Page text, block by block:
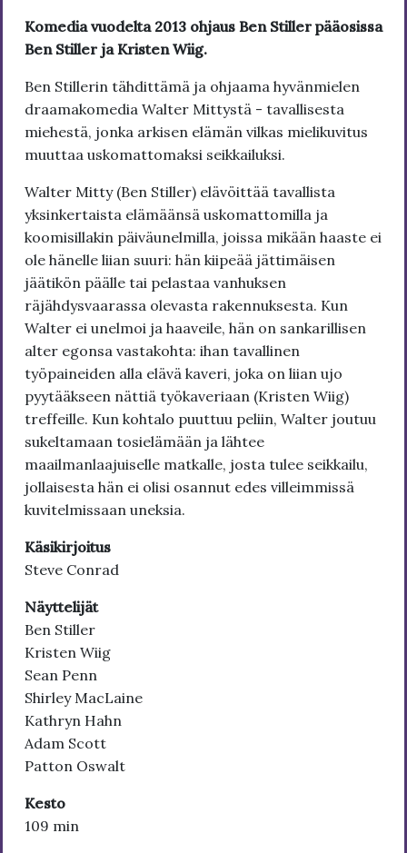
Komedia vuodelta 2013 ohjaus Ben Stiller pääosissa
Ben Stiller ja Kristen Wiig.
Ben Stillerin tähdittämä ja ohjaama hyvänmielen
draamakomedia Walter Mittystä - tavallisesta
miehestä, jonka arkisen elämän vilkas mielikuvitus
muuttaa uskomattomaksi seikkailuksi.
Walter Mitty (Ben Stiller) elävöittää tavallista
yksinkertaista elämäänsä uskomattomilla ja
koomisillakin päiväunelmilla, joissa mikään haaste ei
ole hänelle liian suuri: hän kiipeää jättimäisen
jäätikön päälle tai pelastaa vanhuksen
räjähdysvaarassa olevasta rakennuksesta. Kun
Walter ei unelmoi ja haaveile, hän on sankarillisen
alter egonsa vastakohta: ihan tavallinen
työpaineiden alla elävä kaveri, joka on liian ujo
pyytääkseen nättiä työkaveriaan (Kristen Wiig)
treffeille. Kun kohtalo puuttuu peliin, Walter joutuu
sukeltamaan tosielämään ja lähtee
maailmanlaajuiselle matkalle, josta tulee seikkailu,
jollaisesta hän ei olisi osannut edes villeimmissä
kuvitelmissaan uneksia.
Käsikirjoitus
Steve Conrad
Näyttelijät
Ben Stiller
Kristen Wiig
Sean Penn
Shirley MacLaine
Kathryn Hahn
Adam Scott
Patton Oswalt
Kesto
109 min